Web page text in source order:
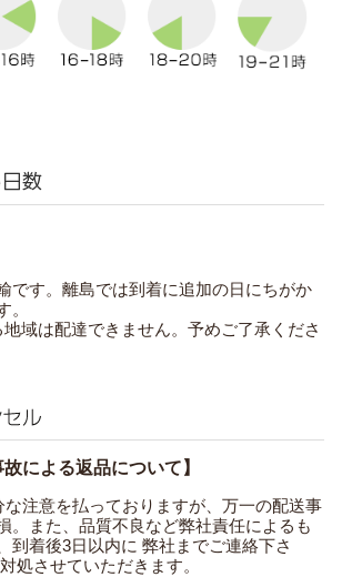
です。離島では到着に追加の日にちがか
。
域は配達できません。予めご了承くださ
による返品について】
注意を払っておりますが、万一の配送事
。また、品質不良など弊社責任によるも
到着後3日以内に 弊社までご連絡下さ
処させていただきます。